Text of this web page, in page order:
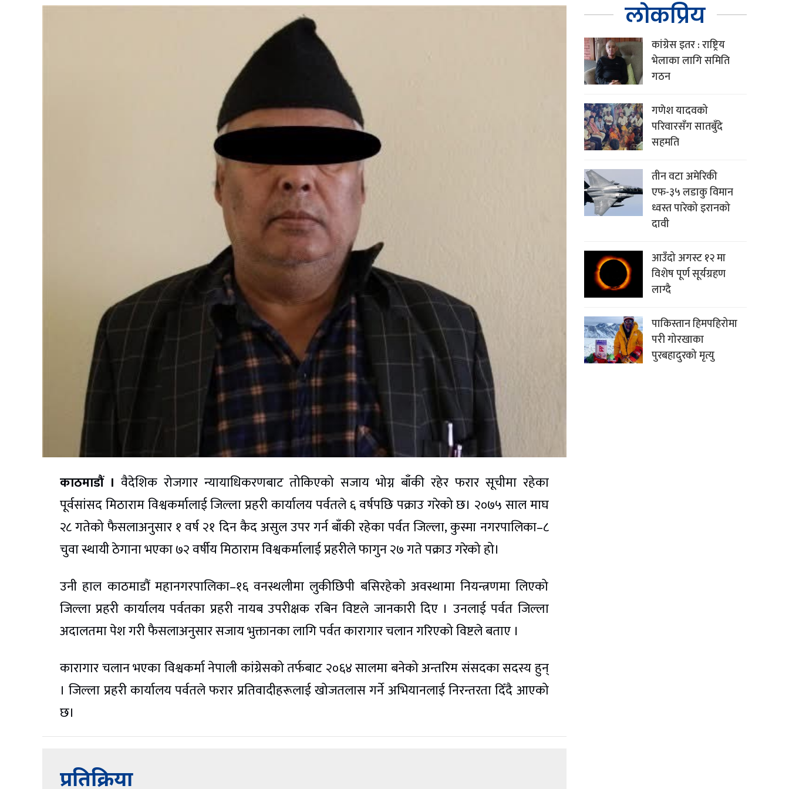
काठमाडौं । वैदेशिक रोजगार न्यायाधिकरणबाट तोकिएको सजाय भोग्न बाँकी रहेर फरार सूचीमा रहेका
पूर्वसांसद मिठाराम विश्वकर्मालाई जिल्ला प्रहरी कार्यालय पर्वतले ६ वर्षपछि पक्राउ गरेको छ। २०७५ साल माघ
२८ गतेको फैसलाअनुसार १ वर्ष २१ दिन कैद असुल उपर गर्न बाँकी रहेका पर्वत जिल्ला, कुस्मा नगरपालिका–८
चुवा स्थायी ठेगाना भएका ७२ वर्षीय मिठाराम विश्वकर्मालाई प्रहरीले फागुन २७ गते पक्राउ गरेको हो।
उनी हाल काठमाडौं महानगरपालिका–१६ वनस्थलीमा लुकीछिपी बसिरहेको अवस्थामा नियन्त्रणमा लिएको
जिल्ला प्रहरी कार्यालय पर्वतका प्रहरी नायब उपरीक्षक रबिन विष्टले जानकारी दिए । उनलाई पर्वत जिल्ला
अदालतमा पेश गरी फैसलाअनुसार सजाय भुक्तानका लागि पर्वत कारागार चलान गरिएको विष्टले बताए ।
कारागार चलान भएका विश्वकर्मा नेपाली कांग्रेसको तर्फबाट २०६४ सालमा बनेको अन्तरिम संसदका सदस्य हुन्
। जिल्ला प्रहरी कार्यालय पर्वतले फरार प्रतिवादीहरूलाई खोजतलास गर्ने अभियानलाई निरन्तरता दिँदै आएको
छ।
प्रतिक्रिया
लोकप्रिय
कांग्रेस इतर : राष्ट्रिय
भेलाका लागि समिति
गठन
गणेश यादवको
परिवारसँग सातबुँदे
सहमति
तीन वटा अमेरिकी
एफ-३५ लडाकु विमान
ध्वस्त पारेको इरानको
दावी
आउँदो अगस्ट १२ मा
विशेष पूर्ण सूर्यग्रहण
लाग्दै
पाकिस्तान हिमपहिरोमा
परी गोरखाका
पुरबहादुरको मृत्यु